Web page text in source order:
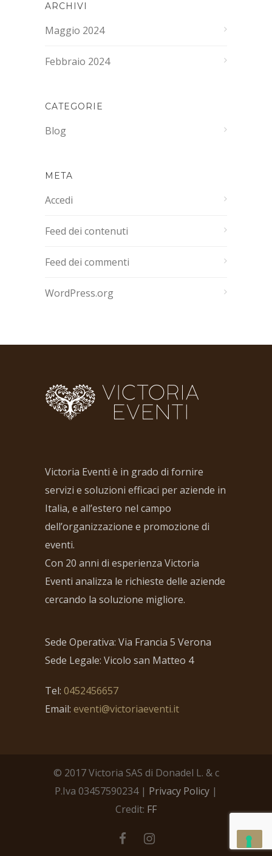
ARCHIVI
Maggio 2024
Febbraio 2024
CATEGORIE
Blog
META
Accedi
Feed dei contenuti
Feed dei commenti
WordPress.org
Victoria Eventi è in grado di fornire
servizi e soluzioni efficaci per aziende in
Italia, e all’estero nel campo
dell’organizzazione e promozione di
eventi.
Con 20 anni di esperienza Victoria
Eventi analizza le richieste delle aziende
cercando la soluzione migliore.
Sede Operativa: Via Francia 5 Verona
Sede Legale: Vicolo san Matteo 4
Tel: 0452456657
Email: eventi@victoriaeventi.it
© 2017 Victoria SAS di Donadel L. & c
P.Iva 03457590234 | Privacy Policy |
Credit: FF